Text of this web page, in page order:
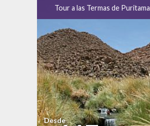
Tour a las Termas de Puritama
Desde